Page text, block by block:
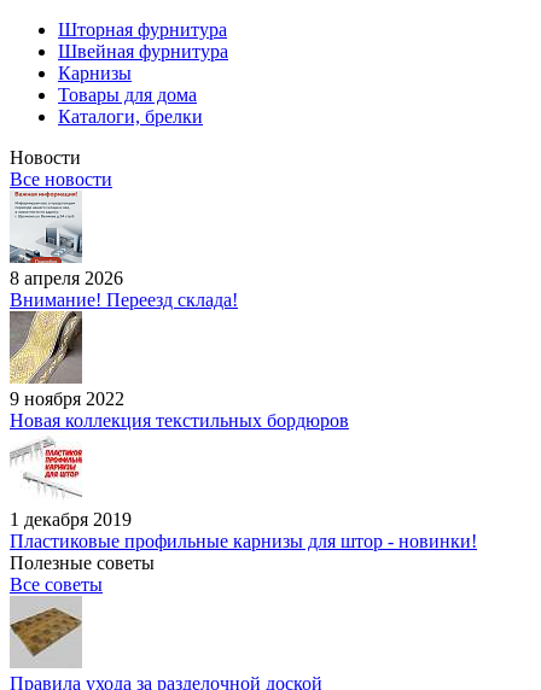
Шторная фурнитура
Швейная фурнитура
Карнизы
Товары для дома
Каталоги, брелки
Новости
Все новости
8 апреля 2026
Внимание! Переезд склада!
9 ноября 2022
Новая коллекция текстильных бордюров
1 декабря 2019
Пластиковые профильные карнизы для штор - новинки!
Полезные советы
Все советы
Правила ухода за разделочной доской